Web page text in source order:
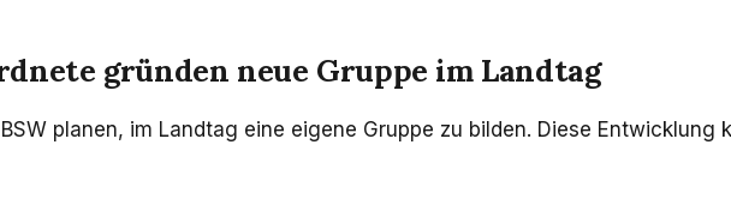
gründen neue Gruppe im Landtag
planen, im Landtag eine eigene Gruppe zu bilden. Diese